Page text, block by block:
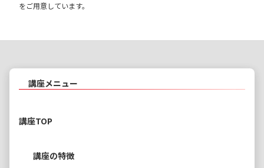
をご用意しています。
講座メニュー
講座TOP
講座の特徴